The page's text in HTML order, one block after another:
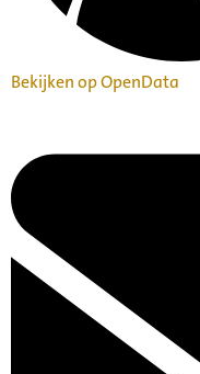
Bekijken op OpenData